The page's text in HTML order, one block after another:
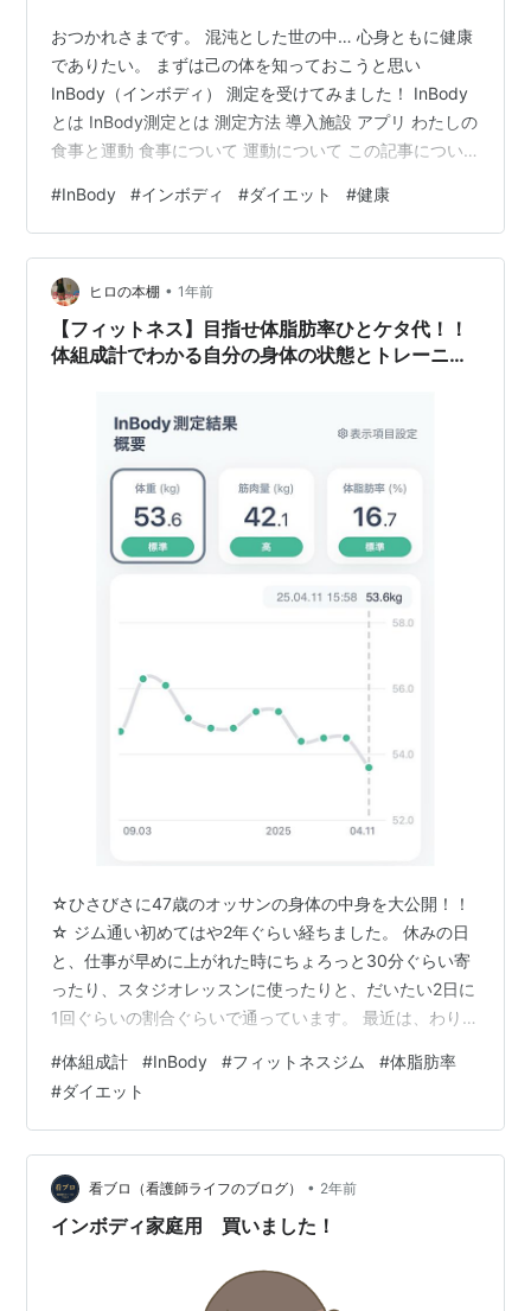
おつかれさまです。 混沌とした世の中… 心身ともに健康
でありたい。 まずは己の体を知っておこうと思い
InBody（インボディ） 測定を受けてみました！ InBody
とは InBody測定とは 測定方法 導入施設 アプリ わたしの
食事と運動 食事について 運動について この記事につい
格筋量・体脂肪量 部位別筋肉量 部位別体脂肪量 CID評価
BMI・体脂肪率・腹部肥満分析 体水分量・基礎代謝・筋
肉均衡 体成分分析 感想と自己分析 InBodyとは 体の内部
構成を詳細に分析できる検査機器です。 InBody測定とは
体を構成する基本成分（体脂肪…
#InBody #インボディ #ダイエット #健康
ヒロの本棚 • 1年前
【フィットネス】目指せ体脂肪率ひとケタ代！！
体組成計でわかる自分の身体の状態とトレーニン
☆ひさびさに47歳のオッサンの身体の中身を大公開！！
☆ ジム通い初めてはや2年ぐらい経ちました。 休みの日
と、仕事が早めに上がれた時にちょろっと30分ぐらい寄
ったり、スタジオレッスンに使ったりと、だいたい2日に
1回ぐらいの割合ぐらいで通っています。 最近は、わりと
レがわりとおざなりになっていたりして、筋肉はあまり
ついてきていない状態ですね(;^ω^) ジムに「InBody」っ
ていう体組成計がありまして、部位別に体脂肪率や、筋
肉量を測定できるスグレモノだったりします。 測定結果
をスマホに飛ばすこともできて便利です。 今回は、最新
の測定結果から、ヒ…
#体組成計 #InBody #フィットネスジム #体脂肪率
#ダイエット
看ブロ（看護師ライフのブログ） • 2年前
インボディ家庭用 買いました！